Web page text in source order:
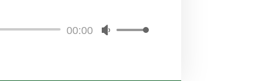
00:00
Używaj